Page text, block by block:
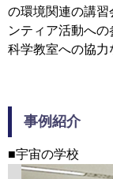
の環境関連の講習
ンティア活動へ
科学教室への協力
事例紹介
■宇宙の学校